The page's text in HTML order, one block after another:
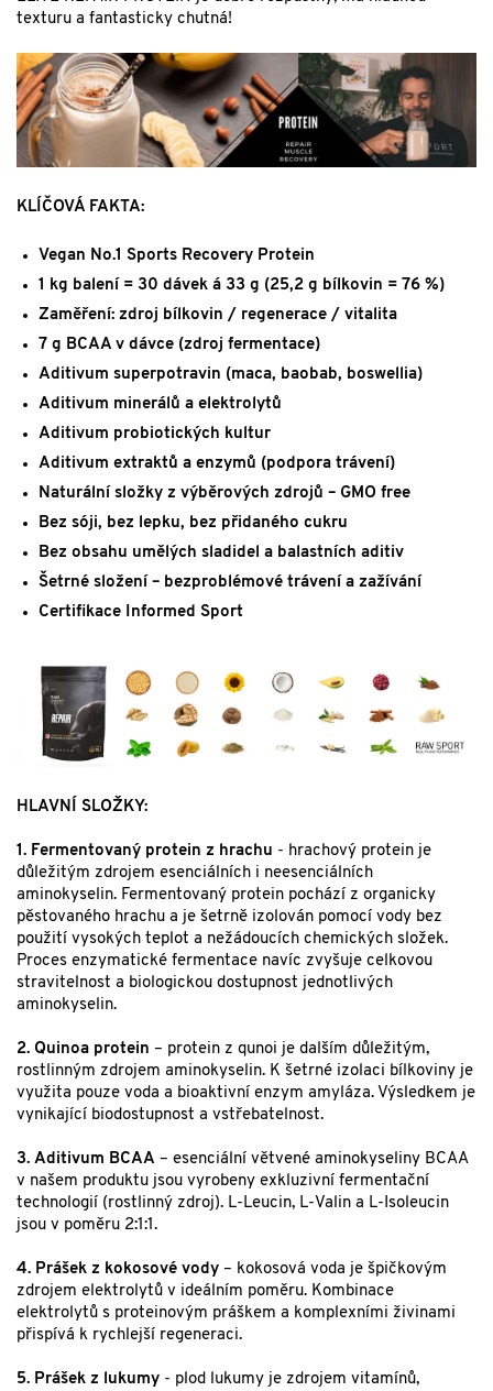
texturu a fantasticky chutná!
KLÍČOVÁ FAKTA:
Vegan No.1 Sports Recovery Protein
1 kg balení = 30 dávek á 33 g (25,2 g bílkovin = 76 %)
Zaměření: zdroj bílkovin / regenerace / vitalita
7 g BCAA v dávce (zdroj fermentace)
Aditivum superpotravin (maca, baobab, boswellia)
Aditivum minerálů a elektrolytů
Aditivum probiotických kultur
Aditivum extraktů a enzymů (podpora trávení)
Naturální složky z výběrových zdrojů – GMO free
Bez sóji, bez lepku, bez přidaného cukru
Bez obsahu umělých sladidel a balastních aditiv
Šetrné složení – bezproblémové trávení a zažívání
Certifikace Informed Sport
HLAVNÍ SLOŽKY:
1. Fermentovaný protein z hrachu - hrachový protein je
důležitým zdrojem esenciálních i neesenciálních
aminokyselin. Fermentovaný protein pochází z organicky
pěstovaného hrachu a je šetrně izolován pomocí vody bez
použití vysokých teplot a nežádoucích chemických složek.
Proces enzymatické fermentace navíc zvyšuje celkovou
stravitelnost a biologickou dostupnost jednotlivých
aminokyselin.
2. Quinoa protein – protein z qunoi je dalším důležitým,
rostlinným zdrojem aminokyselin. K šetrné izolaci bílkoviny je
využita pouze voda a bioaktivní enzym amyláza. Výsledkem je
vynikající biodostupnost a vstřebatelnost.
3. Aditivum BCAA – esenciální větvené aminokyseliny BCAA
v našem produktu jsou vyrobeny exkluzivní fermentační
technologií (rostlinný zdroj). L-Leucin, L-Valin a L-Isoleucin
jsou v poměru 2:1:1.
4. Prášek z kokosové vody – kokosová voda je špičkovým
zdrojem elektrolytů v ideálním poměru. Kombinace
elektrolytů s proteinovým práškem a komplexními živinami
přispívá k rychlejší regeneraci.
5. Prášek z lukumy - plod lukumy je zdrojem vitamínů,